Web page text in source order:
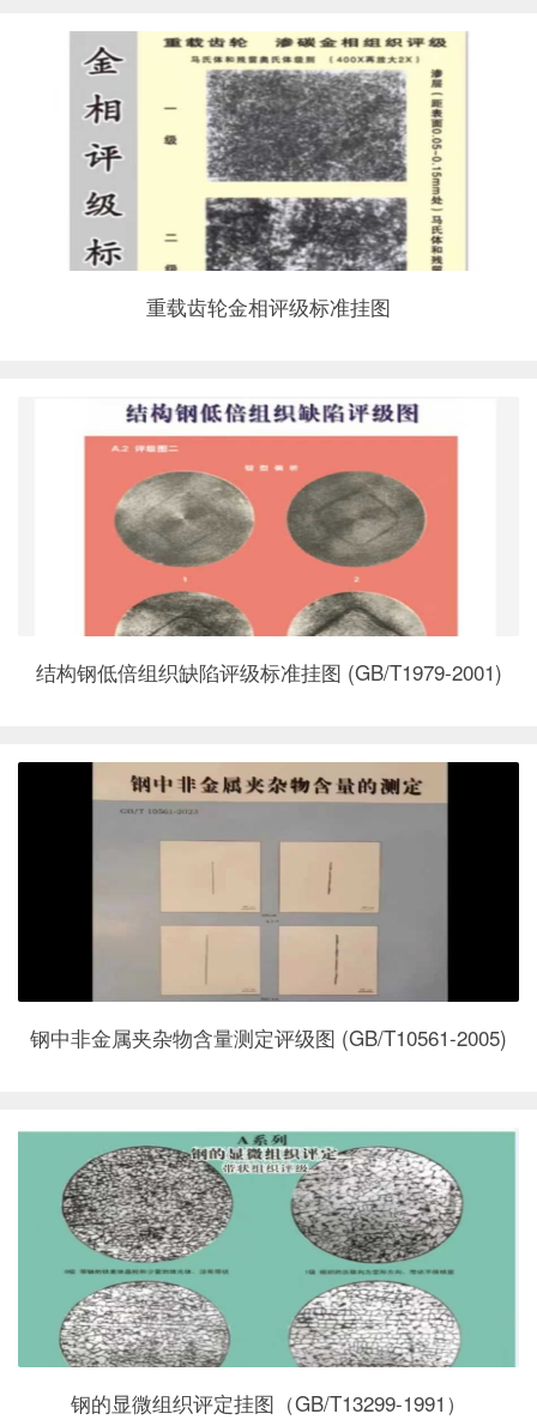
重载齿轮金相评级标准挂图
结构钢低倍组织缺陷评级标准挂图 (GB/T1979-2001)
钢中非金属夹杂物含量测定评级图 (GB/T10561-2005)
钢的显微组织评定挂图（GB/T13299-1991）